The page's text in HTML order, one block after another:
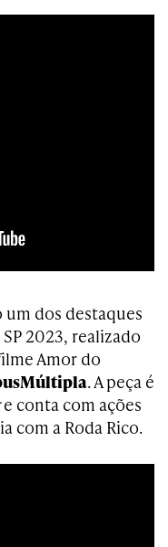
dos destaques
2023, realizado
Amor do
. A peça é
e conta com ações
com a Roda Rico.